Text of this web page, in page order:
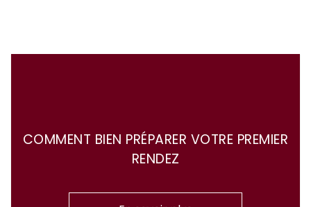
COMMENT BIEN PRÉPARER VOTRE PREMIER
RENDEZ